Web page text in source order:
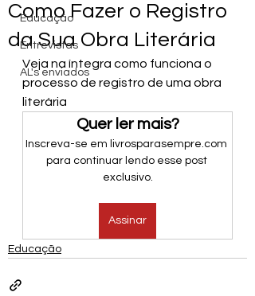
Educação
Entrevistas
AL's enviados
Como Fazer o Registro
da Sua Obra Literária
Veja na íntegra como funciona o
processo de registro de uma obra
literária
Quer ler mais?
Inscreva-se em livrosparasempre.com
para continuar lendo esse post
exclusivo.
Assinar
Educação